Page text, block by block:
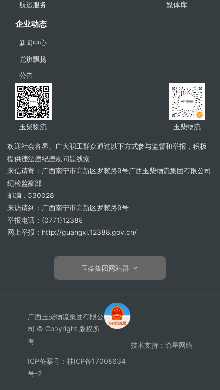
航运服务
媒体库
企业动态
新闻中心
党旗飘扬
公告
玉柴物流 玉柴物流
欢迎社会各界、广大职工群众通过以下方式参与监督和举报，积极
提供违法违纪违规问题线索
来信请寄：广西南宁市高新区罗赖路9号广西玉柴物流集团有限公司
纪检监察部
邮编：530028
来访请到：广西南宁市高新区罗赖路9号
举报电话：(0771)12388
网上举报：http://guangxi.12388.gov.cn/
玉柴集团网站群
广西玉柴物流集团有限公
司 © Copyright 版权所
有
ICP备案号：桂ICP备17008634
号-2
技术支持：恰星网络